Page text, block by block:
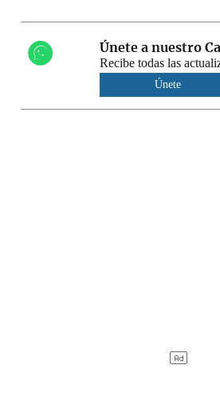
Únete a nuestro
Recibe todas las
Únete